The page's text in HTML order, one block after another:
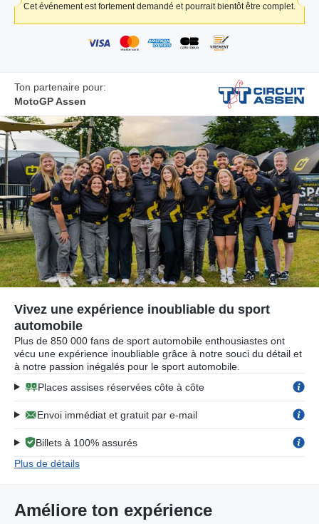
Cet événement est fortement demandé et pourrait bientôt être complet.
Ton partenaire pour:
MotoGP Assen
Vivez une expérience inoubliable du sport
automobile
Plus de 850 000 fans de sport automobile enthousiastes ont
vécu une expérience inoubliable grâce à notre souci du détail et
à notre passion inégalés pour le sport automobile.
Places assises réservées côte à côte
Envoi immédiat et gratuit par e-mail
Billets à 100% assurés
Plus de détails
Améliore ton expérience